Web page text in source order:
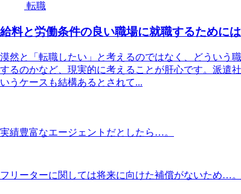
転職
給料と労働条件の良い職場に就職するために
漠然と「転職したい」と考えるのではなく、どういう
するのかなど、現実的に考えることが肝心です。派遣
いうケースも結構あるとされて...
実績豊富なエージェントだとしたら…。
フリーターに関しては将来に向けた補償がないため…。